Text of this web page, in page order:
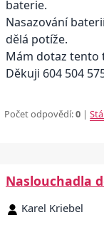
baterie.
Nasazování
dělá potíže.
Mám dotaz tento
Děkuji 604 504
Počet odpovědí:0 |
Naslouchadla
Karel Kriebel